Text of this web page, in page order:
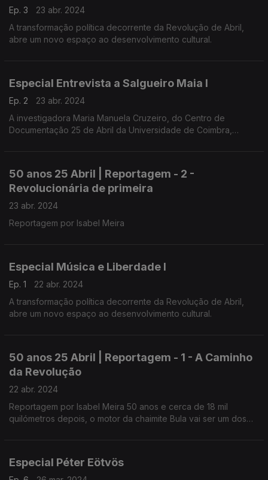
Ep. 3
23 abr. 2024
A transformação política decorrente da Revolução de Abril,
abre um novo espaço ao desenvolvimento cultural.
Especial Entrevista a Salgueiro Maia I
Ep. 2
23 abr. 2024
A investigadora Maria Manuela Cruzeiro, do Centro de
Documentação 25 de Abril da Universidade de Coimbra,
50 anos 25 Abril | Reportagem - 2 -
Revolucionária de primeira
23 abr. 2024
Reportagem por Isabel Meira
Especial Música e Liberdade I
Ep. 1
22 abr. 2024
A transformação política decorrente da Revolução de Abril,
abre um novo espaço ao desenvolvimento cultural.
50 anos 25 Abril | Reportagem - 1 - A Caminho
da Revolução
22 abr. 2024
Reportagem por Isabel Meira 50 anos e cerca de 18 mil
quilómetros depois, o motor da chaimite Bula vai ser um dos
Especial Péter Eötvös